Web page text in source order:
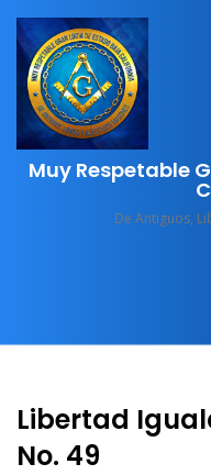
content
Muy Respetable
De Antiguos,
Libertad
No. 49